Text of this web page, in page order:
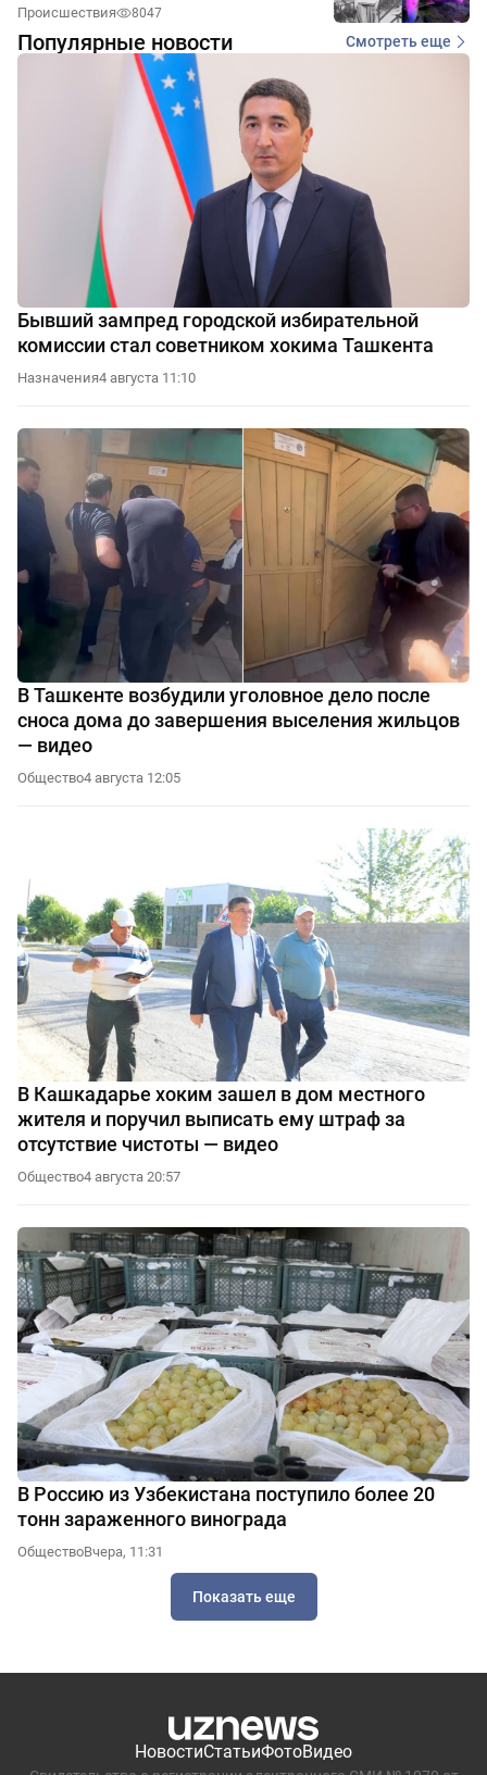
Происшествия 8047
Популярные новости Смотреть еще
Бывший зампред городской избирательной
комиссии стал советником хокима Ташкента
Назначения4 августа 11:10
В Ташкенте возбудили уголовное дело после
сноса дома до завершения выселения жильцов
— видео
Общество4 августа 12:05
В Кашкадарье хоким зашел в дом местного
жителя и поручил выписать ему штраф за
отсутствие чистоты — видео
Общество4 августа 20:57
В Россию из Узбекистана поступило более 20
тонн зараженного винограда
ОбществоВчера, 11:31
Показать еще
НовостиСтатьиФотоВидео